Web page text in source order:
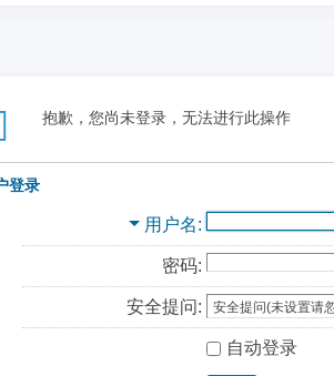
抱歉，您尚未登录，无法进行此操作
登录
用户名
密码:
安全提问:
自动登录